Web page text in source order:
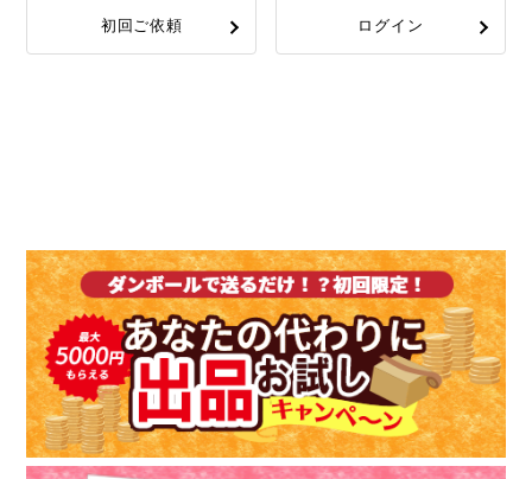
初回ご依頼 ログイン